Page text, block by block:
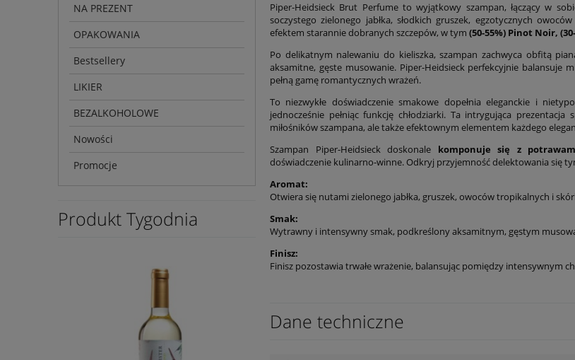
NA PREZENT
OPAKOWANIA
Bestsellery
LIKIER
BEZALKOHOLOWE
Nowości
Promocje
Produkt Tygodnia
Piper-Heidsieck Brut Perfume to wyjątkowy szampan, łączący w
soczystego zielonego jabłka, słodkich gruszek, egzotycznych
efektem starannie dobranych szczepów, w tym (50-55%) Pinot Noir,
Po delikatnym nalewaniu do kieliszka, szampan zachwyca obfitą
aksamitne, gęste musowanie. Piper-Heidsieck perfekcyjnie
pełną gamę romantycznych wrażeń.
To niezwykłe doświadczenie smakowe dopełnia eleganckie i
jednocześnie pełniąc funkcję chłodziarki. Ta intrygująca
miłośników szampana, ale także efektownym elementem każdego
Szampan Piper-Heidsieck doskonale komponuje się z
doświadczenie kulinarno-winne. Odkryj przyjemność delektowania się
Aromat:
Otwiera się nutami zielonego jabłka, gruszek, owoców tropikalnych i
Smak:
Wytrawny i intensywny smak, podkreślony aksamitnym, gęstym
Finisz:
Finisz pozostawia trwałe wrażenie, balansując pomiędzy intensywnym
Dane techniczne